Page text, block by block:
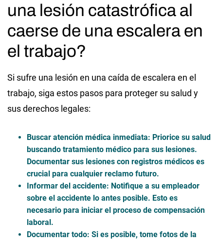
una lesión catastrófica al
caerse de una escalera en
el trabajo?
Si sufre una lesión en una caída de escalera en el
trabajo, siga estos pasos para proteger su salud y
sus derechos legales:
Buscar atención médica inmediata: Priorice su salud
buscando tratamiento médico para sus lesiones.
Documentar sus lesiones con registros médicos es
crucial para cualquier reclamo futuro.
Informar del accidente: Notifique a su empleador
sobre el accidente lo antes posible. Esto es
necesario para iniciar el proceso de compensación
laboral.
Documentar todo: Si es posible, tome fotos de la